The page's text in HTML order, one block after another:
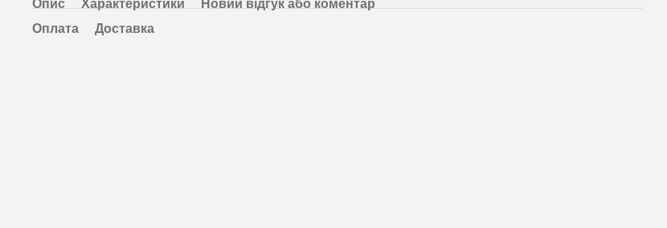
Опис Характеристики
Новий відгук або коментар
Оплата
Доставка